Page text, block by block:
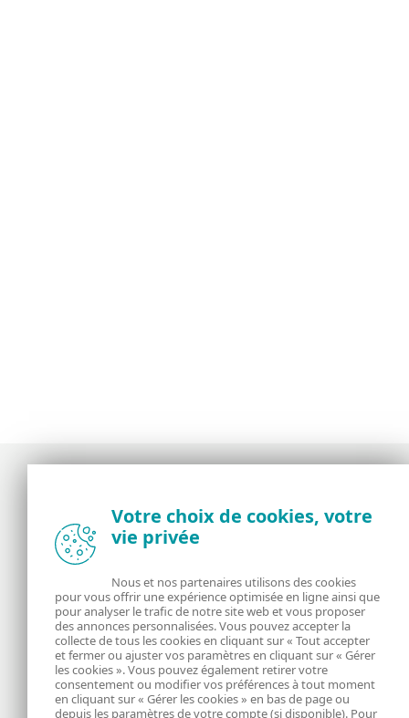
Actualités, opinions et astuces de la
communauté de sécurité d’ESET
ESET
RSS Feed Gérer les cookies
Informations juridiques Nous rejoindre
Politique de
Votre choix de cookies, votre
vie privée
Nous et nos partenaires utilisons des cookies
pour vous offrir une expérience optimisée en ligne ainsi que
pour analyser le trafic de notre site web et vous proposer
des annonces personnalisées. Vous pouvez accepter la
collecte de tous les cookies en cliquant sur « Tout accepter
et fermer ou ajuster vos paramètres en cliquant sur « Gérer
les cookies ». Vous pouvez également retirer votre
consentement ou modifier vos préférences à tout moment
en cliquant sur « Gérer les cookies » en bas de page ou
depuis les paramètres de votre compte (si disponible). Pour